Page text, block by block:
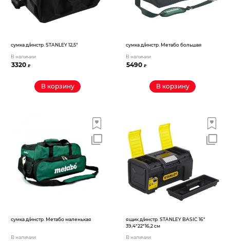
сумка д/инстр. STANLEY 12,5″
В наличии
3320₽
В корзину
сумка д/инстр. Метабо большая
В наличии
5490₽
В корзину
сумка д/инстр. Метабо маленькая
В наличии
ящик д/инстр. STANLEY BASIC 16″
39,4*22*16,2 см
В наличии